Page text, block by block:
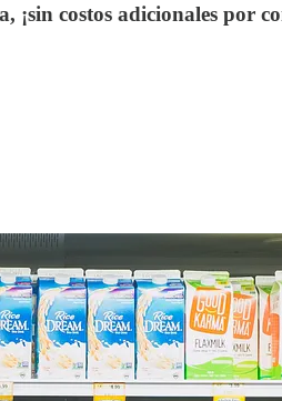
¡sin costos adicionales por